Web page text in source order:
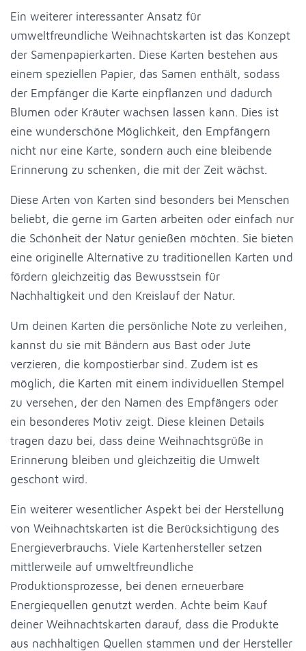
Ein weiterer interessanter Ansatz für
umweltfreundliche Weihnachtskarten ist das Konzept
der Samenpapierkarten. Diese Karten bestehen aus
einem speziellen Papier, das Samen enthält, sodass
der Empfänger die Karte einpflanzen und dadurch
Blumen oder Kräuter wachsen lassen kann. Dies ist
eine wunderschöne Möglichkeit, den Empfängern
nicht nur eine Karte, sondern auch eine bleibende
Erinnerung zu schenken, die mit der Zeit wächst.
Diese Arten von Karten sind besonders bei Menschen
beliebt, die gerne im Garten arbeiten oder einfach nur
die Schönheit der Natur genießen möchten. Sie bieten
eine originelle Alternative zu traditionellen Karten und
fördern gleichzeitig das Bewusstsein für
Nachhaltigkeit und den Kreislauf der Natur.
Um deinen Karten die persönliche Note zu verleihen,
kannst du sie mit Bändern aus Bast oder Jute
verzieren, die kompostierbar sind. Zudem ist es
möglich, die Karten mit einem individuellen Stempel
zu versehen, der den Namen des Empfängers oder
ein besonderes Motiv zeigt. Diese kleinen Details
tragen dazu bei, dass deine Weihnachtsgrüße in
Erinnerung bleiben und gleichzeitig die Umwelt
geschont wird.
Ein weiterer wesentlicher Aspekt bei der Herstellung
von Weihnachtskarten ist die Berücksichtigung des
Energieverbrauchs. Viele Kartenhersteller setzen
mittlerweile auf umweltfreundliche
Produktionsprozesse, bei denen erneuerbare
Energiequellen genutzt werden. Achte beim Kauf
deiner Weihnachtskarten darauf, dass die Produkte
aus nachhaltigen Quellen stammen und der Hersteller